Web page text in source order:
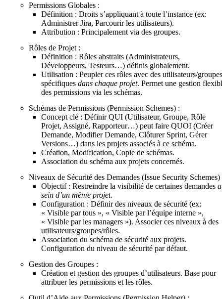
Permissions Globales :
Définition : Droits s’appliquant à toute l’instance (ex:
Administrer Jira, Parcourir les utilisateurs).
Attribution : Principalement via des groupes.
Rôles de Projet :
Définition : Rôles abstraits (Administrateurs,
Développeurs, Testeurs…) définis globalement.
Utilisation : Peupler ces rôles avec des utilisateurs/groupes
spécifiques dans chaque projet. Permet une gestion
des permissions via les schémas.
Schémas de Permissions (Permission Schemes) :
Concept clé : Définir QUI (Utilisateur, Groupe, Rôle
Projet, Assigné, Rapporteur…) peut faire QUOI (Créer
Demande, Modifier Demande, Clôturer Sprint, Gérer
Versions…) dans les projets associés à ce schéma.
Création, Modification, Copie de schémas.
Association du schéma aux projets concernés.
Niveaux de Sécurité des Demandes (Issue Security Schemes)
Objectif : Restreindre la visibilité de certaines demandes
sein d’un même projet.
Configuration : Définir des niveaux de sécurité (ex:
« Visible par tous », « Visible par l’équipe interne »,
« Visible par les managers »). Associer ces niveaux à des
utilisateurs/groupes/rôles.
Association du schéma de sécurité aux projets.
Configuration du niveau de sécurité par défaut.
Gestion des Groupes :
Création et gestion des groupes d’utilisateurs. Base pour
attribuer les permissions et les rôles.